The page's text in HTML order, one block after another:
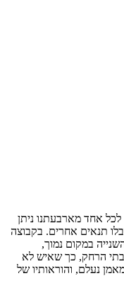
אחד מארבעתנו ניתן
תנאים אחרים. בקבוצה
במקום נמוך,
הרחק, כך שאיש לא
נעלם, והוראותיו של